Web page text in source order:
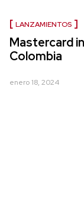
LANZAMIENTOS
Mastercard
Colombia
enero 18, 2024